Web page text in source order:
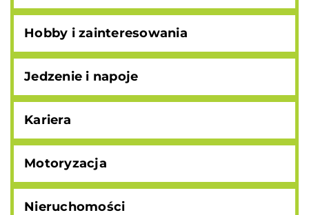
Hobby i zainteresowania
Jedzenie i napoje
Kariera
Motoryzacja
Nieruchomości